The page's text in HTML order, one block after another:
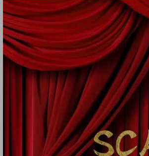
素材下载
方案密码
上传素材